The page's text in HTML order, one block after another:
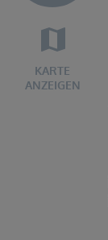
KARTE
ANZEIGEN